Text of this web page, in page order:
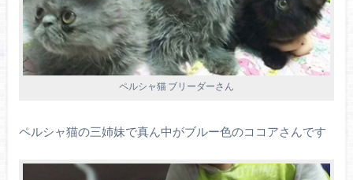
ペルシャ猫 ブリーダーさん
ペルシャ猫の三姉妹で真ん中がブルー色のココアさんです